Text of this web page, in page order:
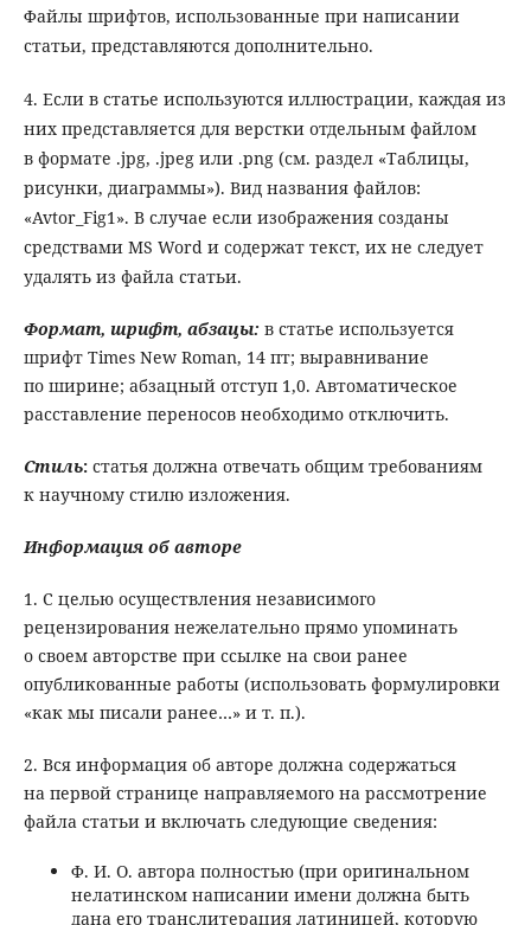
Файлы шрифтов, использованные при написании
статьи, представляются дополнительно.
4. Если в статье используются иллюстрации, каждая из
них представляется для верстки отдельным файлом
в формате .jpg, .jpeg или .png (см. раздел «Таблицы,
рисунки, диаграммы»). Вид названия файлов:
«Avtor_Fig1». В случае если изображения созданы
средствами MS Word и содержат текст, их не следует
удалять из файла статьи.
Формат, шрифт, абзацы: в статье используется
шрифт Times New Roman, 14 пт; выравнивание
по ширине; абзацный отступ 1,0. Автоматическое
расставление переносов необходимо отключить.
Стиль:статья должна отвечать общим требованиям
к научному стилю изложения.
Информация об авторе
1. С целью осуществления независимого
рецензирования нежелательно прямо упоминать
о своем авторстве при ссылке на свои ранее
опубликованные работы (использовать формулировки
«как мы писали ранее…» и т. п.).
2. Вся информация об авторе должна содержаться
на первой странице направляемого на рассмотрение
файла статьи и включать следующие сведения:
Ф. И. О. автора полностью (при оригинальном
нелатинском написании имени должна быть
дана его транслитерация латиницей, которую